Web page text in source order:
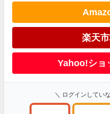
楽天
Yahoo!ショ
＼ ログインしてい